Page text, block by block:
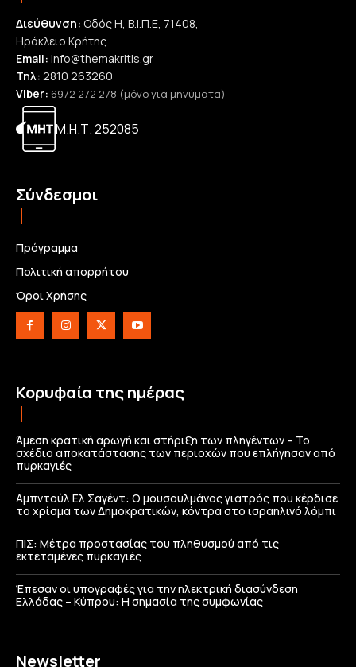
Διεύθυνση: Οδός Η, Β.Ι.Π.Ε, 71408,
Ηράκλειο Κρήτης
Email: info@themakritis.gr
Τηλ: 2810 263260
Viber: 6972 272 278 (μόνο για μηνύματα)
Μ.Η.Τ. 252085
Σύνδεσμοι
Πρόγραμμα
Πολιτική απορρήτου
Όροι Χρήσης
Κορυφαία της ημέρας
Άμεση κρατική αρωγή και στήριξη των πληγέντων – Το
σχέδιο αποκατάστασης των περιοχών που επλήγησαν από
πυρκαγιές
Αμπντούλ Ελ Σαγέντ: Ο μουσουλμάνος γιατρός που κέρδισε
το χρίσμα των Δημοκρατικών, κόντρα στο ισραηλινό λόμπι
ΠΙΣ: Μέτρα προστασίας του πληθυσμού από τις
εκτεταμένες πυρκαγιές
Έπεσαν οι υπογραφές για την ηλεκτρική διασύνδεση
Ελλάδας – Κύπρου: H σημασία της συμφωνίας
Newsletter